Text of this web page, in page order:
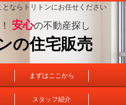
ならトリトンにお任せください
！安心の不動産探し
の住宅販売
まずはここから
スタッフ紹介